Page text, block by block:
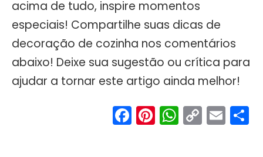
acima de tudo, inspire momentos
especiais! Compartilhe suas dicas de
decoração de cozinha nos comentários
abaixo! Deixe sua sugestão ou crítica para
ajudar a tornar este artigo ainda melhor!
Facebook
Pinterest
Copy